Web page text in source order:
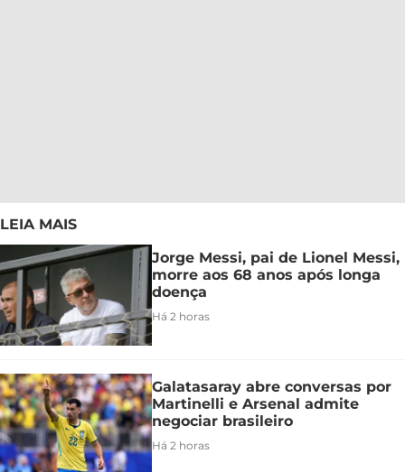
LEIA MAIS
Jorge Messi, pai de Lionel Messi,
morre aos 68 anos após longa
doença
Há 2 horas
Galatasaray abre conversas por
Martinelli e Arsenal admite
negociar brasileiro
Há 2 horas